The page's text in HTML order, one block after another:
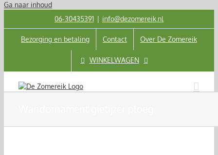
Ga naar inhoud
06‑30435391 | info@dezomereik.nl
Bezorging en betaling Contact Over De Zomereik
WINKELWAGEN